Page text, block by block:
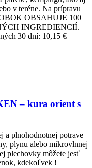
v teréne. Na prípravu
OBSAHUJE 100
INGREDIENCIÍ.
30 dní: 10,15 €
– kura orient s
a plnohodnotnej potrave
plynu alebo mikrovlnnej
plechovky môžete jesť
kdekoľvek !